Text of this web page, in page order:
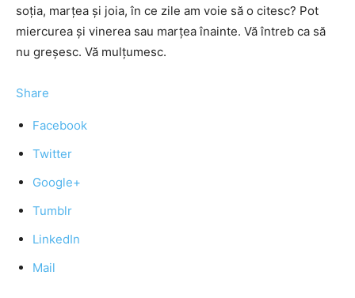
soţia, marţea şi joia, în ce zile am voie să o citesc? Pot
miercurea şi vinerea sau marţea înainte. Vă întreb ca să
nu greşesc. Vă mulţumesc.
Share
Facebook
Twitter
Google+
Tumblr
LinkedIn
Mail